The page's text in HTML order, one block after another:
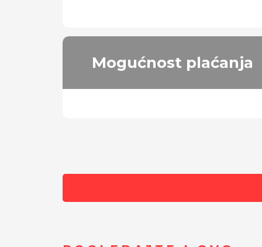
Mogućnost plaćanja